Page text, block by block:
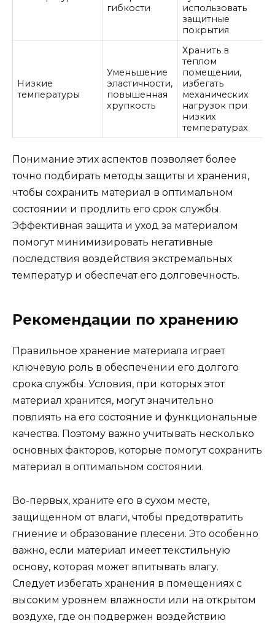
гибкости
использовать
защитные
покрытия
Низкие
температуры
Уменьшение
эластичности,
повышенная
хрупкость
Хранить в
теплом
помещении,
избегать
механических
нагрузок при
низких
температурах
Понимание этих аспектов позволяет более
точно подбирать методы защиты и хранения,
чтобы сохранить материал в оптимальном
состоянии и продлить его срок службы.
Эффективная защита и уход за материалом
помогут минимизировать негативные
последствия воздействия экстремальных
температур и обеспечат его долговечность.
Рекомендации по хранению
Правильное хранение материала играет
ключевую роль в обеспечении его долгого
срока службы. Условия, при которых этот
материал хранится, могут значительно
повлиять на его состояние и функциональные
качества. Поэтому важно учитывать несколько
основных факторов, которые помогут сохранить
материал в оптимальном состоянии.
Во-первых, храните его в сухом месте,
защищенном от влаги, чтобы предотвратить
гниение и образование плесени. Это особенно
важно, если материал имеет текстильную
основу, которая может впитывать влагу.
Следует избегать хранения в помещениях с
высоким уровнем влажности или на открытом
воздухе, где он подвержен воздействию